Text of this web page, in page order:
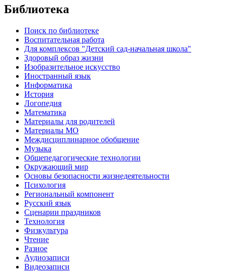
Библиотека
Поиск по библиотеке
Воспитательная работа
Для комплексов "Детский сад-начальная школа"
Здоровый образ жизни
Изобразительное искусство
Иностранный язык
Информатика
История
Логопедия
Математика
Материалы для родителей
Материалы МО
Междисциплинарное обобщение
Музыка
Общепедагогические технологии
Окружающий мир
Основы безопасности жизнедеятельности
Психология
Региональный компонент
Русский язык
Сценарии праздников
Технология
Физкультура
Чтение
Разное
Аудиозаписи
Видеозаписи